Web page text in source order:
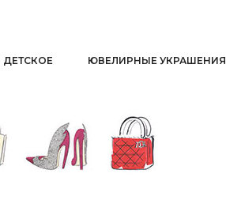
ДЕТСКОЕ ЮВЕЛИРНЫЕ УКРАШЕНИЯ